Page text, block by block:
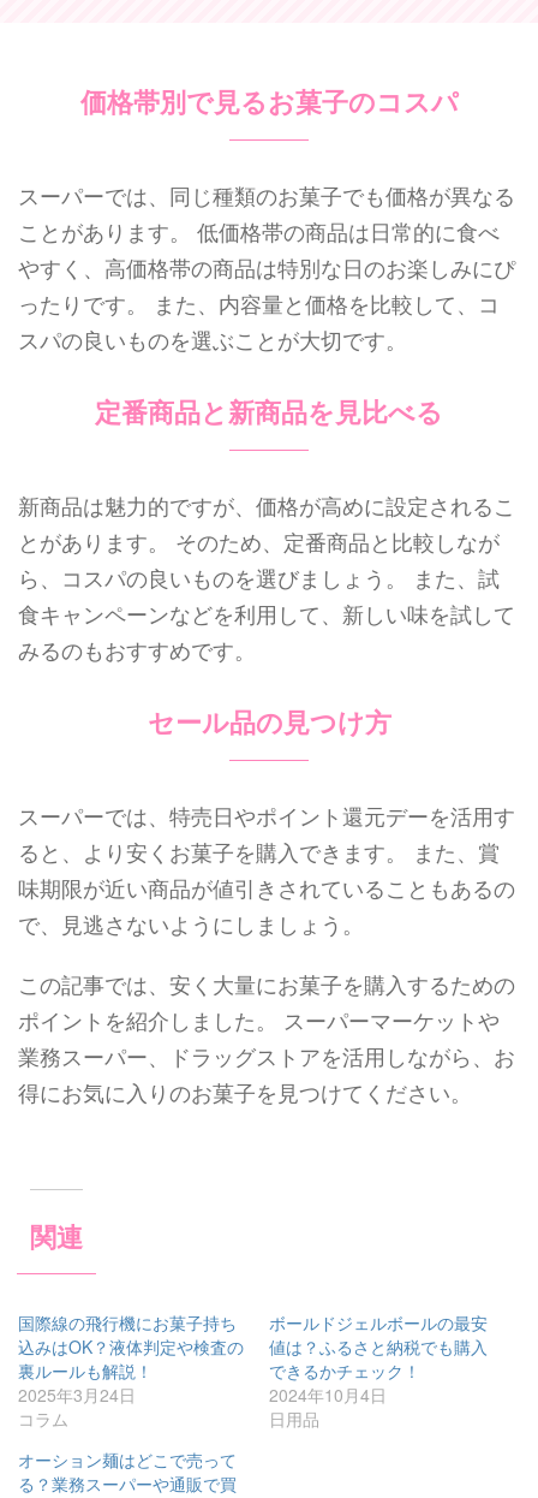
価格帯別で見るお菓子のコスパ
スーパーでは、同じ種類のお菓子でも価格が異なる
ことがあります。 低価格帯の商品は日常的に食べ
やすく、高価格帯の商品は特別な日のお楽しみにぴ
ったりです。 また、内容量と価格を比較して、コ
スパの良いものを選ぶことが大切です。
定番商品と新商品を見比べる
新商品は魅力的ですが、価格が高めに設定されるこ
とがあります。 そのため、定番商品と比較しなが
ら、コスパの良いものを選びましょう。 また、試
食キャンペーンなどを利用して、新しい味を試して
みるのもおすすめです。
セール品の見つけ方
スーパーでは、特売日やポイント還元デーを活用す
ると、より安くお菓子を購入できます。 また、賞
味期限が近い商品が値引きされていることもあるの
で、見逃さないようにしましょう。
この記事では、安く大量にお菓子を購入するための
ポイントを紹介しました。 スーパーマーケットや
業務スーパー、ドラッグストアを活用しながら、お
得にお気に入りのお菓子を見つけてください。
関連
国際線の飛行機にお菓子持ち
込みはOK？液体判定や検査の
裏ルールも解説！
2025年3月24日
コラム
ボールドジェルボールの最安
値は？ふるさと納税でも購入
できるかチェック！
2024年10月4日
日用品
オーション麺はどこで売って
る？業務スーパーや通販で買